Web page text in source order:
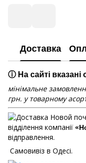
Доставка
ⓘ На сайті вказані
мінімальне
грн. у товарному
відділення компанії
відправлення.
Самовивіз в Одесі.